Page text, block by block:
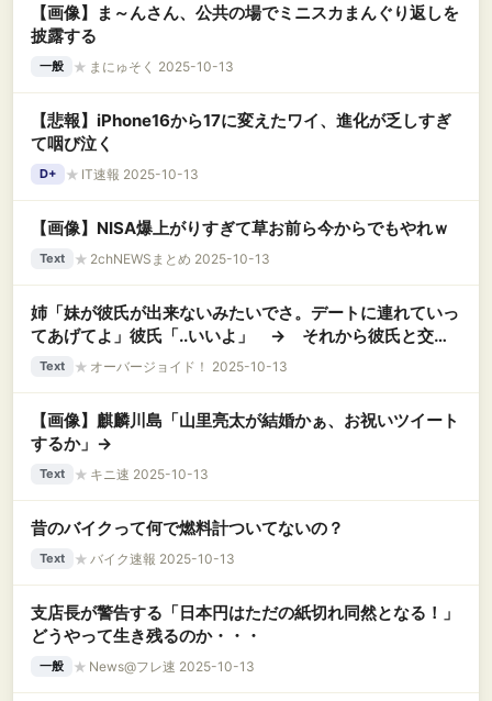
【画像】ま～んさん、公共の場でミニスカまんぐり返しを
披露する
一般 ★ まにゅそく 2025-10-13
【悲報】iPhone16から17に変えたワイ、進化が乏しすぎ
て咽び泣く
D+ ★ IT速報 2025-10-13
【画像】NISA爆上がりすぎて草お前ら今からでもやれｗ
Text ★ 2chNEWSまとめ 2025-10-13
姉「妹が彼氏が出来ないみたいでさ。デートに連れていっ
てあげてよ」彼氏「..いいよ」 → それから彼氏と交際
して3年。おかげで私もキレイになって、告白されるよう
Text ★ オーバージョイド！ 2025-10-13
【画像】麒麟川島「山里亮太が結婚かぁ、お祝いツイート
するか」→
Text ★ キニ速 2025-10-13
昔のバイクって何で燃料計ついてないの？
Text ★ バイク速報 2025-10-13
支店長が警告する「日本円はただの紙切れ同然となる！」
どうやって生き残るのか・・・
一般 ★ News@フレ速 2025-10-13